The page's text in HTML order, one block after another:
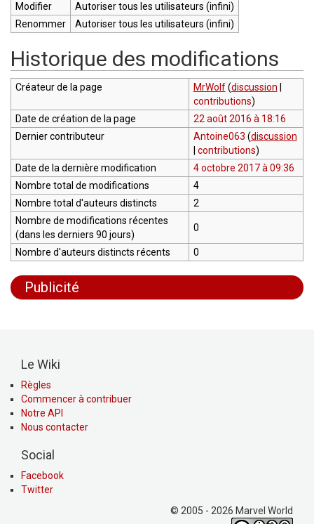
Modifier
Autoriser tous les utilisateurs (infini)
Renommer
Autoriser tous les utilisateurs (infini)
Historique des modifications
Créateur de la page MrWolf (discussion
contributions)
Date de création de la page
22 août 2016 à 18:16
Dernier contributeur
Antoine063 (discussion
contributions)
Date de la dernière modification
4 octobre 2017 à 09:36
Nombre total de modifications
4
Nombre total d'auteurs distincts
2
Nombre de modifications récentes
(dans les derniers 90 jours)
0
Nombre d'auteurs distincts récents 0
Publicité
Le Wiki
Règles
Commencer à contribuer
Notre API
Nous contacter
Social
Facebook
Twitter
© 2005 - 2026 Marvel World